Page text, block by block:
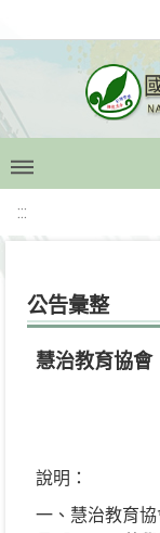
:::
公告彙整
慧治教育協會
說明：
一、慧治教育